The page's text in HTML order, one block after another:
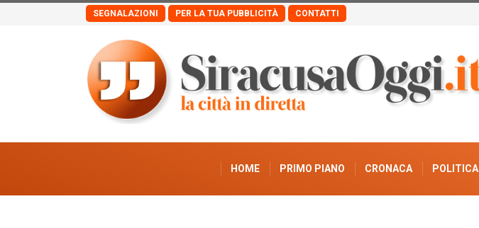
SEGNALAZIONI PER LA TUA PUBBLICITÀ CONTATTI
HOME PRIMO PIANO CRONACA POLITICA